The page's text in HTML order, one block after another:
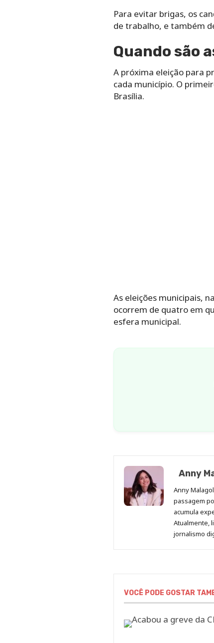
Para evitar brigas, os
de trabalho, e também
Quando são
A próxima eleição para
cada município. O
Brasília.
As eleições municipais,
ocorrem de quatro em
esfera municipal.
Anny
Anny
passagem
acumula
Atualmente,
jornalismo
VOCÊ PODE GOSTAR